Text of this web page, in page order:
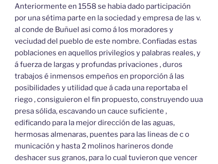
Anteriormente en 1558 se habia dado participación
por una sétima parte en la sociedad y empresa de las v.
al conde de Buñuel asi como á los moradores y
veciudad del pueblo de este nombre. Confiadas estas
poblaciones en aquellos privilegios y palabras reales, y
á fuerza de largas y profundas privaciones , duros
trabajos é inmensos empeños en proporción á las
posibilidades y utilidad que á cada una reportaba el
riego , consiguieron el fin propuesto, construyendo uua
presa sólida, escavando un cauce suficiente ,
edificando para la mejor dirección de las aguas,
hermosas almenaras, puentes para las lineas de c o
municación y hasta 2 molinos harineros donde
deshacer sus granos, para lo cual tuvieron que vencer